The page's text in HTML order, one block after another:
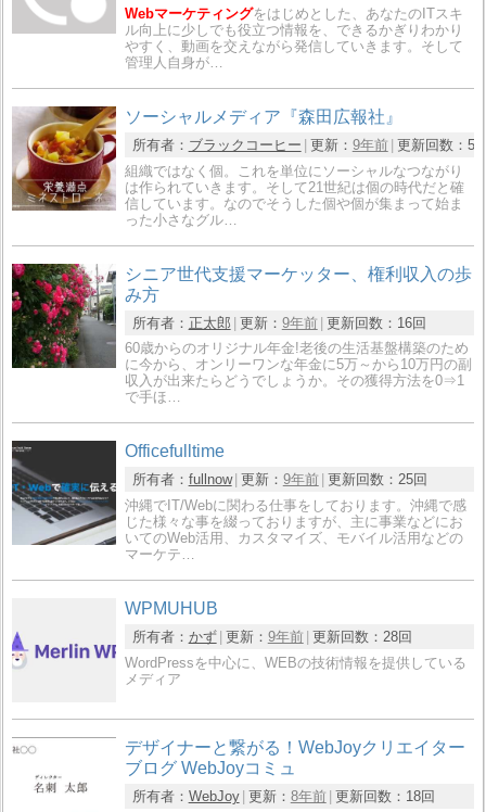
Webマーケティングをはじめとした、あなたのITスキ
ル向上に少しでも役立つ情報を、できるかぎりわかり
やすく、動画を交えながら発信していきます。そして
管理人自身が…
ソーシャルメディア『森田広報社』
所有者： ブラックコーヒー 更新： 9年前 更新回数： 51
組織ではなく個。これを単位にソーシャルなつながり
は作られていきます。そして21世紀は個の時代だと確
信しています。なのでそうした個や個が集まって始ま
った小さなグル…
シニア世代支援マーケッター、権利収入の歩
み方
所有者： 正太郎 更新： 9年前 更新回数： 16回
60歳からのオリジナル年金!老後の生活基盤構築のため
に今から、オンリーワンな年金に5万～から10万円の副
収入が出来たらどうでしょうか。その獲得方法を0⇒1
で手ほ…
Officefulltime
所有者： fullnow 更新： 9年前 更新回数： 25回
沖縄でIT/Webに関わる仕事をしております。沖縄で感
じた様々な事を綴っておりますが、主に事業などにお
いてのWeb活用、カスタマイズ、モバイル活用などの
マーケテ…
WPMUHUB
所有者： かず 更新： 9年前 更新回数： 28回
WordPressを中心に、WEBの技術情報を提供している
メディア
デザイナーと繋がる！WebJoyクリエイター
ブログ WebJoyコミュ
所有者： WebJoy 更新： 8年前 更新回数： 18回